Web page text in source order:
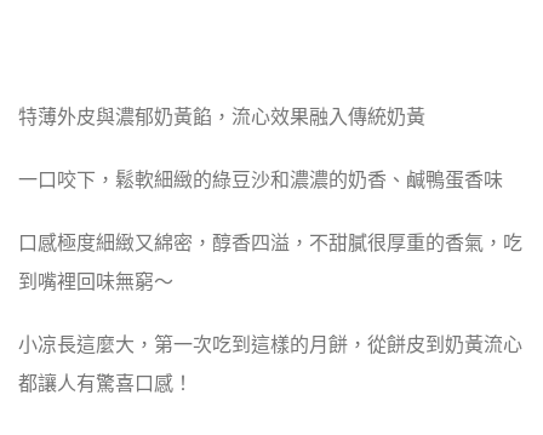
特薄外皮與濃郁奶黃餡，流心效果融入傳統奶黃
一口咬下，鬆軟細緻的綠豆沙和濃濃的奶香、鹹鴨蛋香味
口感極度細緻又綿密，醇香四溢，不甜膩很厚重的香氣，吃
到嘴裡回味無窮～
小凉長這麼大，第一次吃到這樣的月餅，從餅皮到奶黃流心
都讓人有驚喜口感！